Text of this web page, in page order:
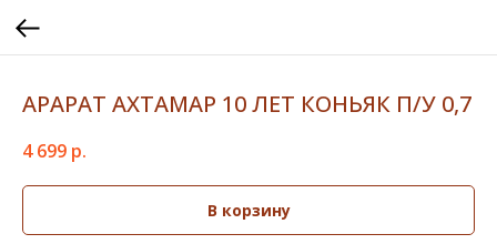
АРАРАТ АХТАМАР 10 ЛЕТ КОНЬЯК П/У 0,7
4 699 р.
В корзину